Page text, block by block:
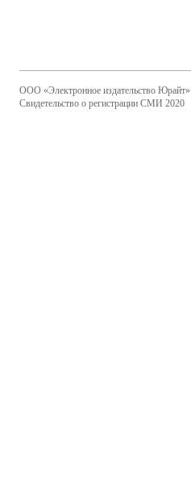
ООО «Электронное издательство Юрайт»
Свидетельство о регистрации СМИ 2020